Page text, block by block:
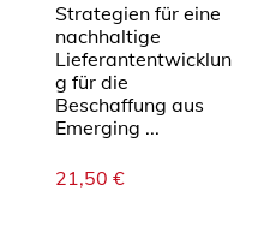
Strategien für eine
nachhaltige
Lieferantentwicklun
g für die
Beschaffung aus
Emerging ...
21,50 €